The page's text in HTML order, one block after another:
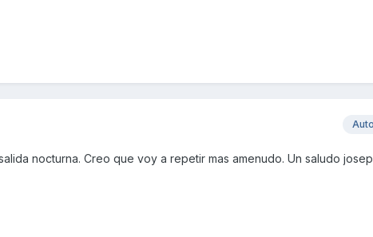
nocturna. Creo que voy a repetir mas amenudo. Un saludo